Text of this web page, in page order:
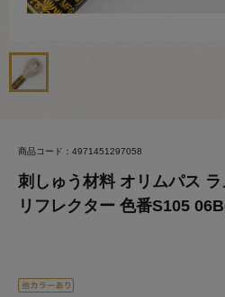
商品コード：4971451297058
刺しゅう材料 オリムパス
リフレクター 色番S105